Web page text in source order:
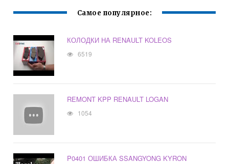
Самое популярное:
КОЛОДКИ НА RENAULT KOLEOS
6519
REMONT KPP RENAULT LOGAN
1054
P0401 ОШИБКА SSANGYONG KYRON